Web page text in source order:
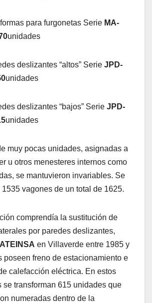
para furgonetas Serie MA-
unidades
deslizantes “altos” Serie JPD-
unidades
deslizantes “bajos” Serie JPD-
unidades
muy pocas unidades, asignadas a
u otros menesteres internos como
se mantuvieron invariables. Se
vagones de un total de 1625.
comprendía la sustitución de
por paredes deslizantes,
ATEINSA en Villaverde entre 1985 y
poseen freno de estacionamiento e
calefacción eléctrica. En estos
se transforman 615 unidades que
numeradas dentro de la